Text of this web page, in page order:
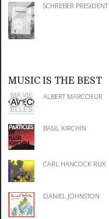
SCHREBER PRESIDENT
MUSIC IS THE BEST
ALBERT MARCOEUR
BASIL KIRCHIN
CARL HANCOCK RUX
DANIEL JOHNSTON